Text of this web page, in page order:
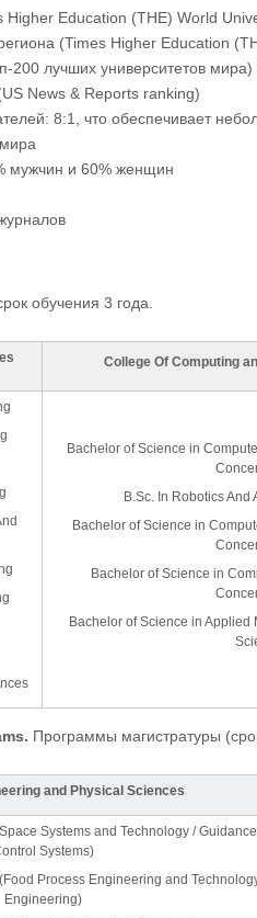
Education (THE) World
(Times Higher Education
200 лучших университетов
News & Reports ranking)
8:1, что обеспечивает
мужчин и 60% женщин
обучения 3 года.
College Of Computing
Bachelor of Science in
B.Sc. In Robotics And
Bachelor of Science in
Bachelor of Science in
Bachelor of Science in Applied
Программы магистратуры
and Physical Sciences
Systems and Technology /
Systems)
Process Engineering and
Engineering)